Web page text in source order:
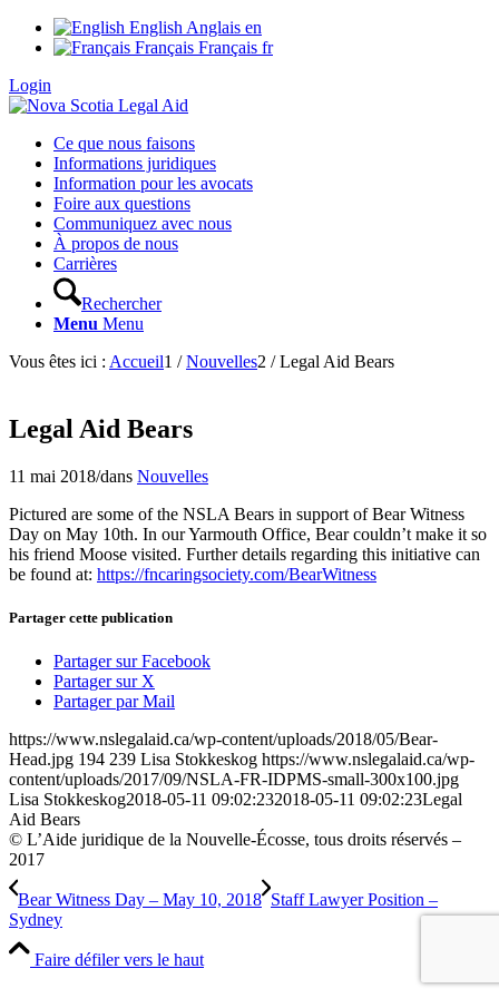
English Anglais en
Français Français fr
Login
Ce que nous faisons
Informations juridiques
Information pour les avocats
Foire aux questions
Communiquez avec nous
À propos de nous
Carrières
Rechercher
Menu Menu
Vous êtes ici : Accueil1 / Nouvelles2 / Legal Aid Bears
Legal Aid Bears
11 mai 2018/dans Nouvelles
Pictured are some of the NSLA Bears in support of Bear Witness
Day on May 10th. In our Yarmouth Office, Bear couldn’t make it so
his friend Moose visited. Further details regarding this initiative can
be found at: https://fncaringsociety.com/BearWitness
Partager cette publication
Partager sur Facebook
Partager sur X
Partager par Mail
https://www.nslegalaid.ca/wp-content/uploads/2018/05/Bear-
Head.jpg 194 239 Lisa Stokkeskog https://www.nslegalaid.ca/wp-
content/uploads/2017/09/NSLA-FR-IDPMS-small-300x100.jpg
Lisa Stokkeskog2018-05-11 09:02:232018-05-11 09:02:23Legal
Aid Bears
© L’Aide juridique de la Nouvelle-Écosse, tous droits réservés –
2017
Bear Witness Day – May 10, 2018 Staff Lawyer Position –
Sydney
Faire défiler vers le haut